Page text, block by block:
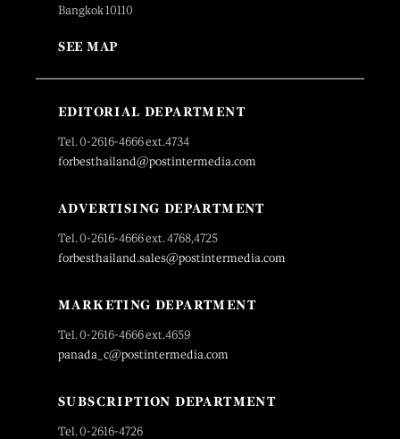
Bangkok 10110
SEE MAP
EDITORIAL DEPARTMENT
Tel. 0-2616-4666 ext.4734
forbesthailand@postintermedia.com
ADVERTISING DEPARTMENT
Tel. 0-2616-4666 ext. 4768,4725
forbesthailand.sales@postintermedia.com
MARKETING DEPARTMENT
Tel. 0-2616-4666 ext.4659
panada_c@postintermedia.com
SUBSCRIPTION DEPARTMENT
Tel. 0-2616-4726